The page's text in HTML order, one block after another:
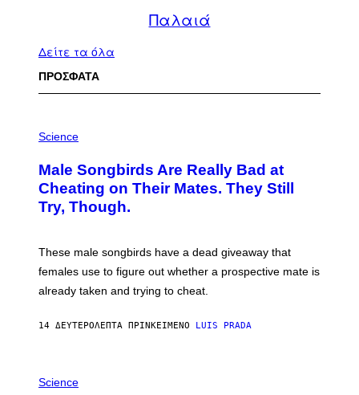
Παλαιά
Δείτε τα όλα
ΠΡΟΣΦΑΤΑ
H
O
:
A
N
W
_
O
/
T
Y
Science
Male Songbirds Are Really Bad at
Cheating on Their Mates. They Still
Try, Though.
These male songbirds have a dead giveaway that
females use to figure out whether a prospective mate is
already taken and trying to cheat.
14 ΔΕΥΤΕΡΌΛΕΠΤΑ ΠΡΙΝ ΚΕΊΜΕΝΟ LUIS PRADA
H
Science